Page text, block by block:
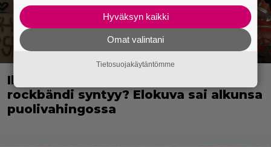
Illalla tv:ssä: Miten suomalainen
rockbändi syntyy? Elokuva sai alkunsa
puolivahingossa
Hyväksyn kaikki
Omat valintani
Tietosuojakäytäntömme